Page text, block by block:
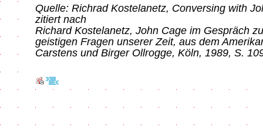
Quelle: Richrad Kostelanetz, Conversing with
zitiert nach
Richard Kostelanetz, John Cage im Gespräch
geistigen Fragen unserer Zeit, aus dem
Carstens und Birger Ollrogge, Köln, 1989, S.